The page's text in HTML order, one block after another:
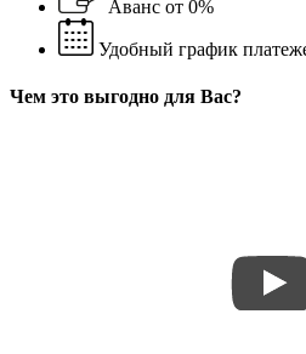
Аванс от 0%
Удобный график
Чем это выгодно для Вас?